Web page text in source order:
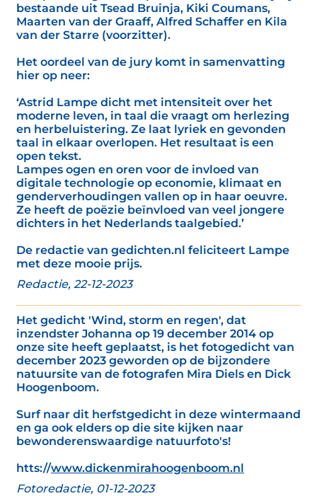
bestaande uit Tsead Bruinja, Kiki Coumans,
Maarten van der Graaff, Alfred Schaffer en Kila
van der Starre (voorzitter).
Het oordeel van de jury komt in samenvatting
hier op neer:
‘Astrid Lampe dicht met intensiteit over het
moderne leven, in taal die vraagt om herlezing
en herbeluistering. Ze laat lyriek en gevonden
taal in elkaar overlopen. Het resultaat is een
open tekst.
Lampes ogen en oren voor de invloed van
digitale technologie op economie, klimaat en
genderverhoudingen vallen op in haar oeuvre.
Ze heeft de poëzie beïnvloed van veel jongere
dichters in het Nederlands taalgebied.’
De redactie van gedichten.nl feliciteert Lampe
met deze mooie prijs.
Redactie, 22-12-2023
Het gedicht 'Wind, storm en regen', dat
inzendster Johanna op 19 december 2014 op
onze site heeft geplaatst, is het fotogedicht van
december 2023 geworden op de bijzondere
natuursite van de fotografen Mira Diels en Dick
Hoogenboom.
Surf naar dit herfstgedicht in deze wintermaand
en ga ook elders op die site kijken naar
bewonderenswaardige natuurfoto's!
htts://www.dickenmirahoogenboom.nl
Fotoredactie, 01-12-2023